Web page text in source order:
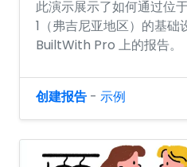
此演示展示了如何通过位
1（弗吉尼亚地区）的基础
BuiltWith Pro 上的报告。
创建报告 - 示例